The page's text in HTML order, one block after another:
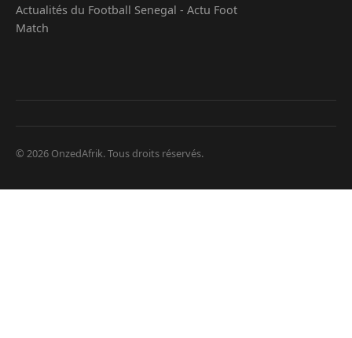
Actualités du Football Senegal - Actu Foot
Match
© 2026 OnzedAfrik. Tous droits réservés.